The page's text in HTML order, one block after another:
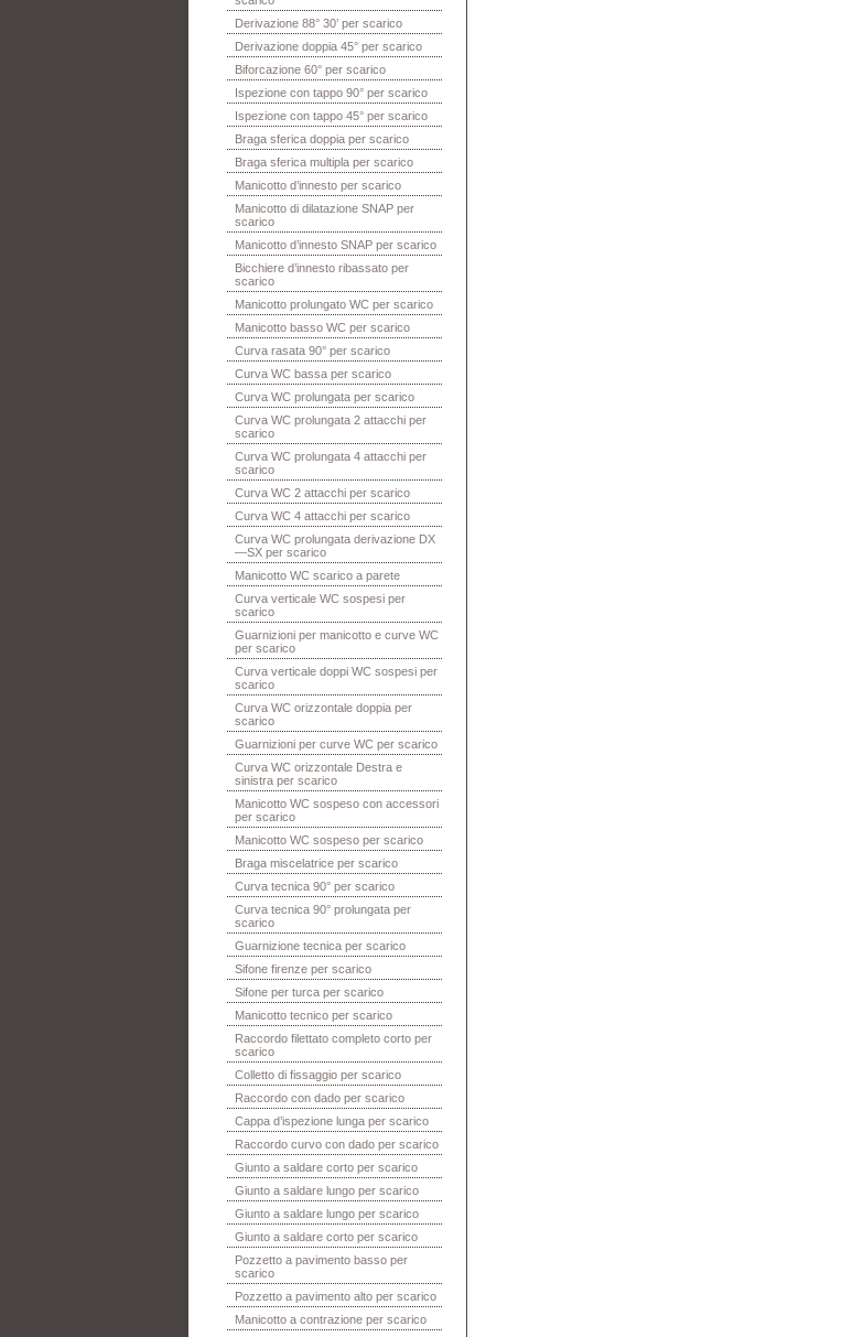
Derivazione 88° 30’ per scarico
Derivazione doppia 45° per scarico
Biforcazione 60° per scarico
Ispezione con tappo 90° per scarico
Ispezione con tappo 45° per scarico
Braga sferica doppia per scarico
Braga sferica multipla per scarico
Manicotto d’innesto per scarico
Manicotto di dilatazione SNAP per
scarico
Manicotto d’innesto SNAP per scarico
Bicchiere d’innesto ribassato per
scarico
Manicotto prolungato WC per scarico
Manicotto basso WC per scarico
Curva rasata 90° per scarico
Curva WC bassa per scarico
Curva WC prolungata per scarico
Curva WC prolungata 2 attacchi per
scarico
Curva WC prolungata 4 attacchi per
scarico
Curva WC 2 attacchi per scarico
Curva WC 4 attacchi per scarico
Curva WC prolungata derivazione DX
—SX per scarico
Manicotto WC scarico a parete
Curva verticale WC sospesi per
scarico
Guarnizioni per manicotto e curve WC
per scarico
Curva verticale doppi WC sospesi per
scarico
Curva WC orizzontale doppia per
scarico
Guarnizioni per curve WC per scarico
Curva WC orizzontale Destra e
sinistra per scarico
Manicotto WC sospeso con accessori
per scarico
Manicotto WC sospeso per scarico
Braga miscelatrice per scarico
Curva tecnica 90° per scarico
Curva tecnica 90° prolungata per
scarico
Guarnizione tecnica per scarico
Sifone firenze per scarico
Sifone per turca per scarico
Manicotto tecnico per scarico
Raccordo filettato completo corto per
scarico
Colletto di fissaggio per scarico
Raccordo con dado per scarico
Cappa d’ispezione lunga per scarico
Raccordo curvo con dado per scarico
Giunto a saldare corto per scarico
Giunto a saldare lungo per scarico
Giunto a saldare lungo per scarico
Giunto a saldare corto per scarico
Pozzetto a pavimento basso per
scarico
Pozzetto a pavimento alto per scarico
Manicotto a contrazione per scarico